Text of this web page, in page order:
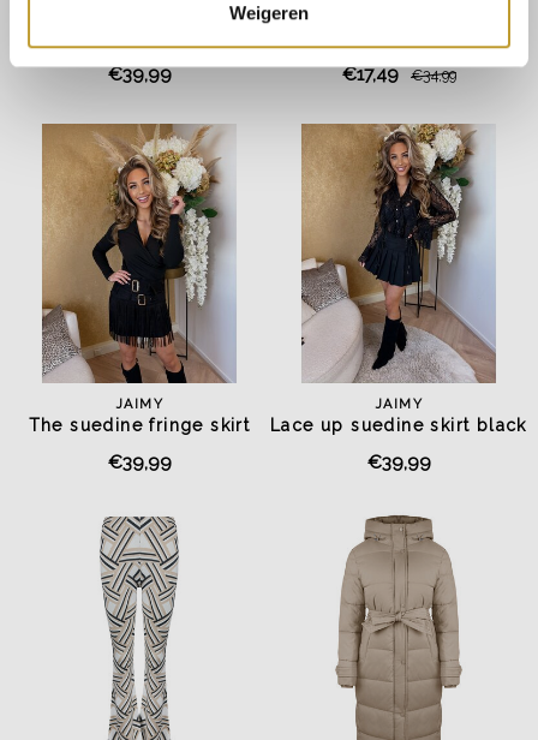
Weigeren
€39,99 €17,49 €34,99
JAIMY
The suedine fringe skirt
€39,99
JAIMY
Lace up suedine skirt black
€39,99